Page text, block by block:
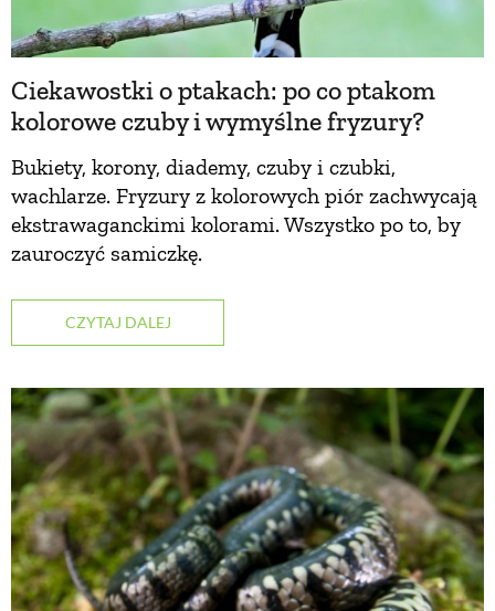
Ciekawostki o ptakach: po co ptakom
kolorowe czuby i wymyślne fryzury?
Bukiety, korony, diademy, czuby i czubki,
wachlarze. Fryzury z kolorowych piór zachwycają
ekstrawaganckimi kolorami. Wszystko po to, by
zauroczyć samiczkę.
CZYTAJ DALEJ